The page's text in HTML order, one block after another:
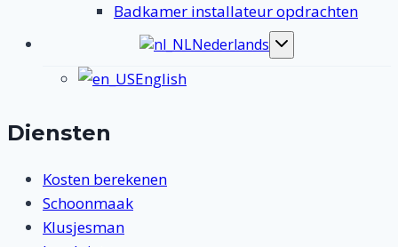
Badkamer installateur opdrachten
Nederlands
Toggle
submenu
English
Diensten
Kosten berekenen
Schoonmaak
Klusjesman